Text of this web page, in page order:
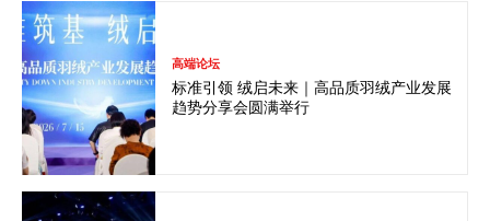
高端论坛
标准引领 绒启未来｜高品质羽绒产业发展
趋势分享会圆满举行